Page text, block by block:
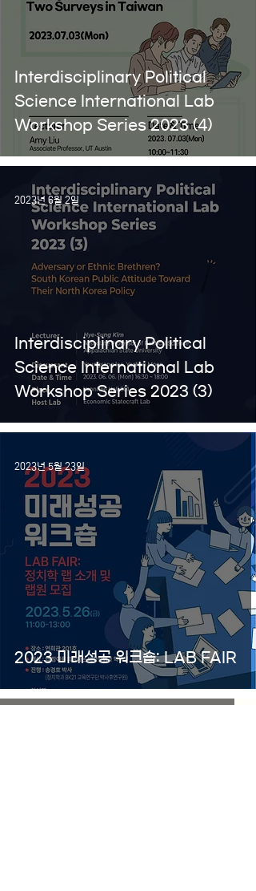
Interdisciplinary Political
Science International Lab
Workshop Series 2023 (4)
Interdisciplinary Political
Science International Lab
Workshop Series 2023 (3)
2023년 6월 2일
2023 미래성공 워크숍: LAB FAIR
2023년 5월 23일